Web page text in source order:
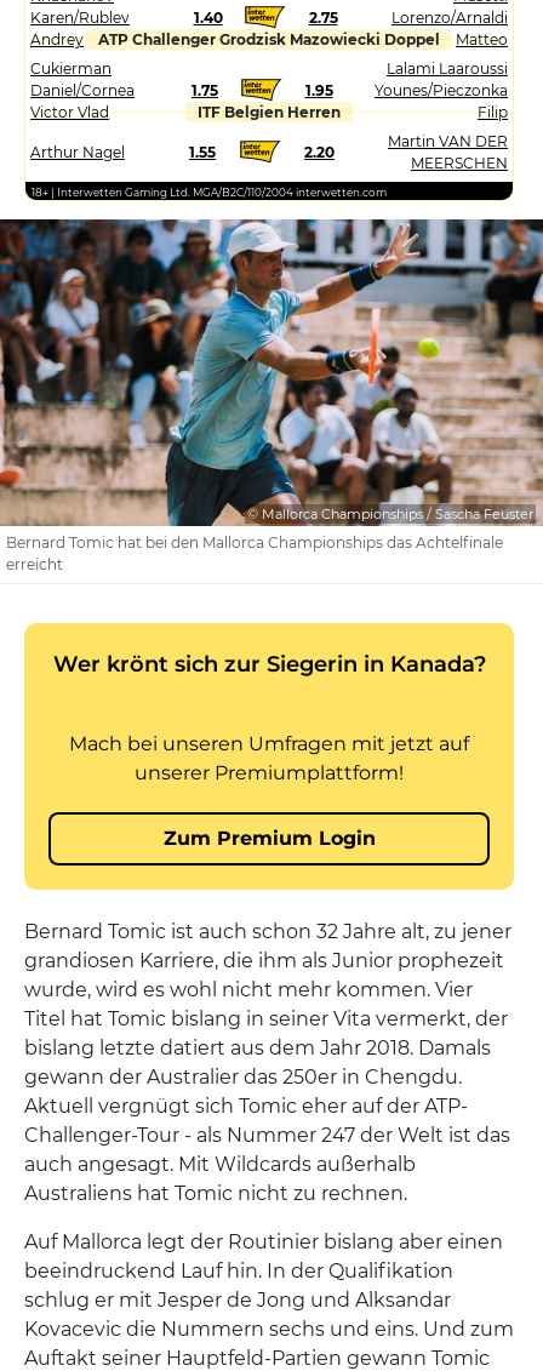
Karen/Rublev
Andrey
1.40 2.75
Lorenzo/Arnaldi
Matteo
ATP Challenger Grodzisk Mazowiecki Doppel
Cukierman
Daniel/Cornea
Victor Vlad
1.75 1.95
Lalami Laaroussi
Younes/Pieczonka
Filip
ITF Belgien Herren
Arthur Nagel 1.55 2.20
Martin VAN DER
MEERSCHEN
18+ | Interwetten Gaming Ltd. MGA/B2C/110/2004 interwetten.com
© Mallorca Championships / Sascha Feuster
Bernard Tomic hat bei den Mallorca Championships das Achtelfinale
erreicht
Bernard Tomic ist auch schon 32 Jahre alt, zu jener
grandiosen Karriere, die ihm als Junior prophezeit
wurde, wird es wohl nicht mehr kommen. Vier
Titel hat Tomic bislang in seiner Vita vermerkt, der
bislang letzte datiert aus dem Jahr 2018. Damals
gewann der Australier das 250er in Chengdu.
Aktuell vergnügt sich Tomic eher auf der ATP-
Challenger-Tour - als Nummer 247 der Welt ist das
auch angesagt. Mit Wildcards außerhalb
Australiens hat Tomic nicht zu rechnen.
Auf Mallorca legt der Routinier bislang aber einen
beeindruckend Lauf hin. In der Qualifikation
schlug er mit Jesper de Jong und Alksandar
Kovacevic die Nummern sechs und eins. Und zum
Auftakt seiner Hauptfeld-Partien gewann Tomic